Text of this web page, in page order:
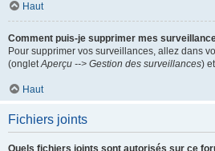
Haut
Comment puis-je supprimer mes
Pour supprimer vos surveillances, allez dans
(ongletAperçu --> Gestion des surveillances)
Haut
Fichiers joints
Quels fichiers joints sont autorisés sur ce